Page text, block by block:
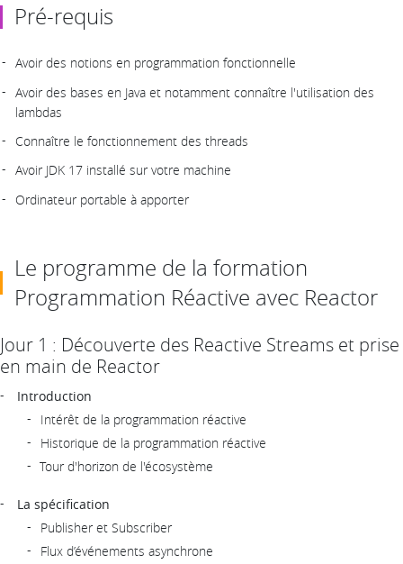
Pré-requis
Avoir des notions en programmation fonctionnelle
Avoir des bases en Java et notamment connaître l'utilisation des
lambdas
Connaître le fonctionnement des threads
Avoir JDK 17 installé sur votre machine
Ordinateur portable à apporter
Le programme de la formation
Programmation Réactive avec Reactor
Jour 1 : Découverte des Reactive Streams et prise
en main de Reactor
Introduction
Intérêt de la programmation réactive
Historique de la programmation réactive
Tour d'horizon de l'écosystème
La spécification
Publisher et Subscriber
Flux d’événements asynchrone